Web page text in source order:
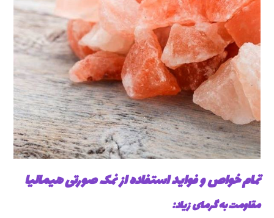
تمام خواص و فواید استفاده از نمک صورتی هیمالیا
مقاومت به گرمای زیاد: